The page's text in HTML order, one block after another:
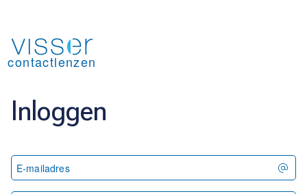
contactlenzen
Inloggen
E-mailadres